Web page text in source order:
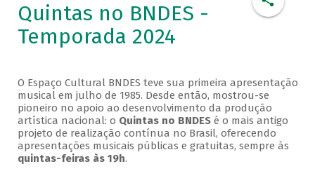
Quintas no BNDES -
Temporada 2024
O Espaço Cultural BNDES teve sua primeira apresentação
musical em julho de 1985. Desde então, mostrou-se
pioneiro no apoio ao desenvolvimento da produção
artística nacional: o Quintas no BNDESé o mais antigo
projeto de realização contínua no Brasil, oferecendo
apresentações musicais públicas e gratuitas, sempre às
quintas-feiras às 19h.